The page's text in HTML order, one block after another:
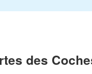
des